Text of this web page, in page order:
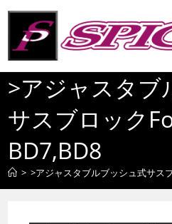
コ
ン
ツ
へ
ス
プ
>アジャスタブ
サスブロック
BD7,BD8
> >アジャスタブルブッシュ式サス